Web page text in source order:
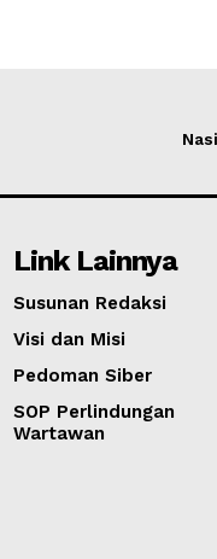
Link Lainnya
Susunan Redaksi
Visi dan Misi
Pedoman Siber
SOP Perlindungan
Wartawan